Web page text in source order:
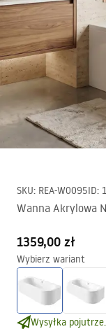
SKU: REA-W0095ID:
Wanna Akrylowa
1359,00 zł
Wybierz wariant
Wysyłka pojutrze.